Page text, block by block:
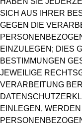
SICH AUS IHRER
GEGEN DIE
EINZULEGEN; DIES
BESTIMMUNGEN
JEWEILIGE
VERARBEITUNG
EINLEGEN,